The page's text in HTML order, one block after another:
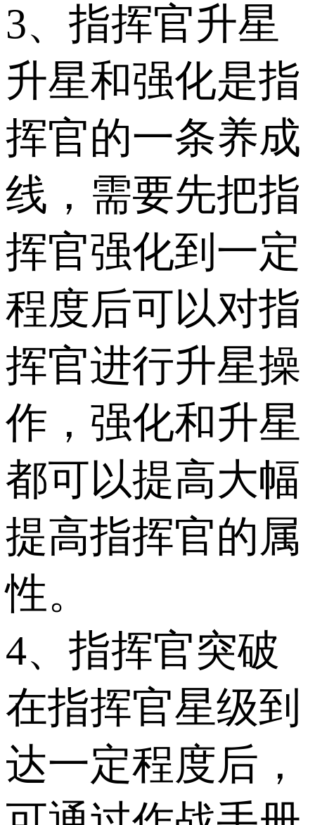
3、指挥官升星
升星和强化是指
挥官的一条养成
线，需要先把指
挥官强化到一定
程度后可以对指
挥官进行升星操
作，强化和升星
都可以提高大幅
提高指挥官的属
性。
4、指挥官突破
在指挥官星级到
达一定程度后，